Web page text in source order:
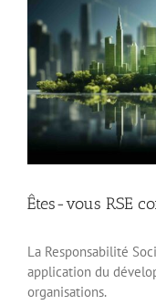
Êtes-vous RSE
La Responsabilité
application du
organisations.